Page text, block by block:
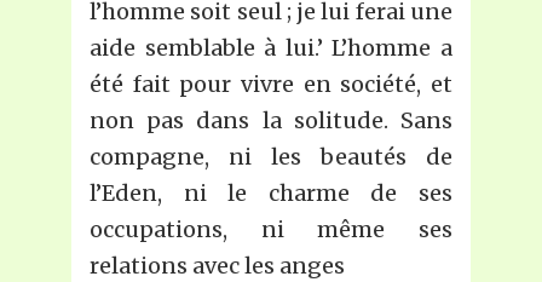
l’homme soit seul ; je lui ferai une
aide semblable à lui.’ L’homme a
été fait pour vivre en société, et
non pas dans la solitude. Sans
compagne, ni les beautés de
l’Eden, ni le charme de ses
occupations, ni même ses
relations avec les anges